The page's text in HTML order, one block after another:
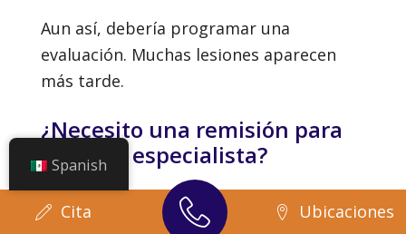
Aun así, debería programar una
evaluación. Muchas lesiones aparecen
más tarde.
¿Necesito una remisión para
ver a un especialista?
Esto depende de su plan de seguro. Una
clínica de lesiones a menudo puede
Cita Ubicaciones
Spanish